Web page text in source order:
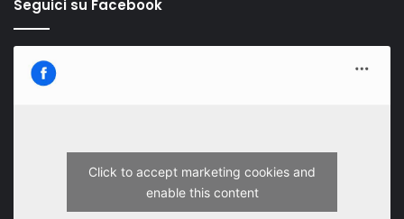
Seguici su Facebook
Click to accept marketing cookies and
enable this content